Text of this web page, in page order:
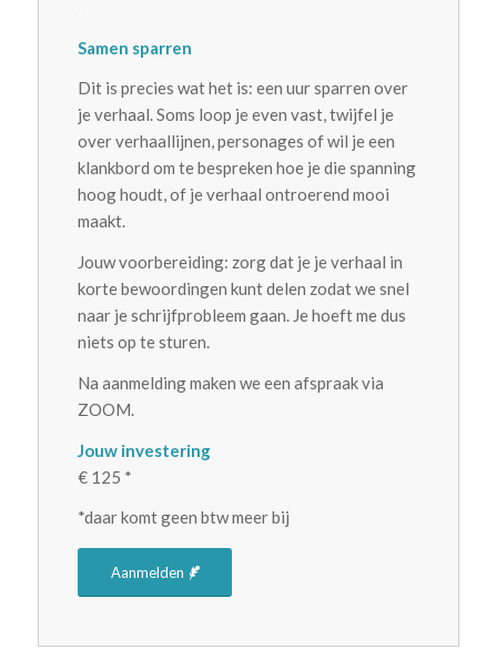
Samen sparren
Dit is precies wat het is: een uur sparren over
je verhaal. Soms loop je even vast, twijfel je
over verhaallijnen, personages of wil je een
klankbord om te bespreken hoe je die spanning
hoog houdt, of je verhaal ontroerend mooi
maakt.
Jouw voorbereiding: zorg dat je je verhaal in
korte bewoordingen kunt delen zodat we snel
naar je schrijfprobleem gaan. Je hoeft me dus
niets op te sturen.
Na aanmelding maken we een afspraak via
ZOOM.
Jouw investering
€ 125 *
*daar komt geen btw meer bij
Aanmelden